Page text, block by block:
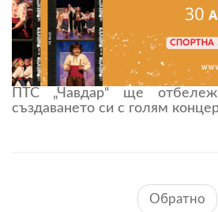
ПТС „Чавдар“ ще
създаването си с голям
Обратно